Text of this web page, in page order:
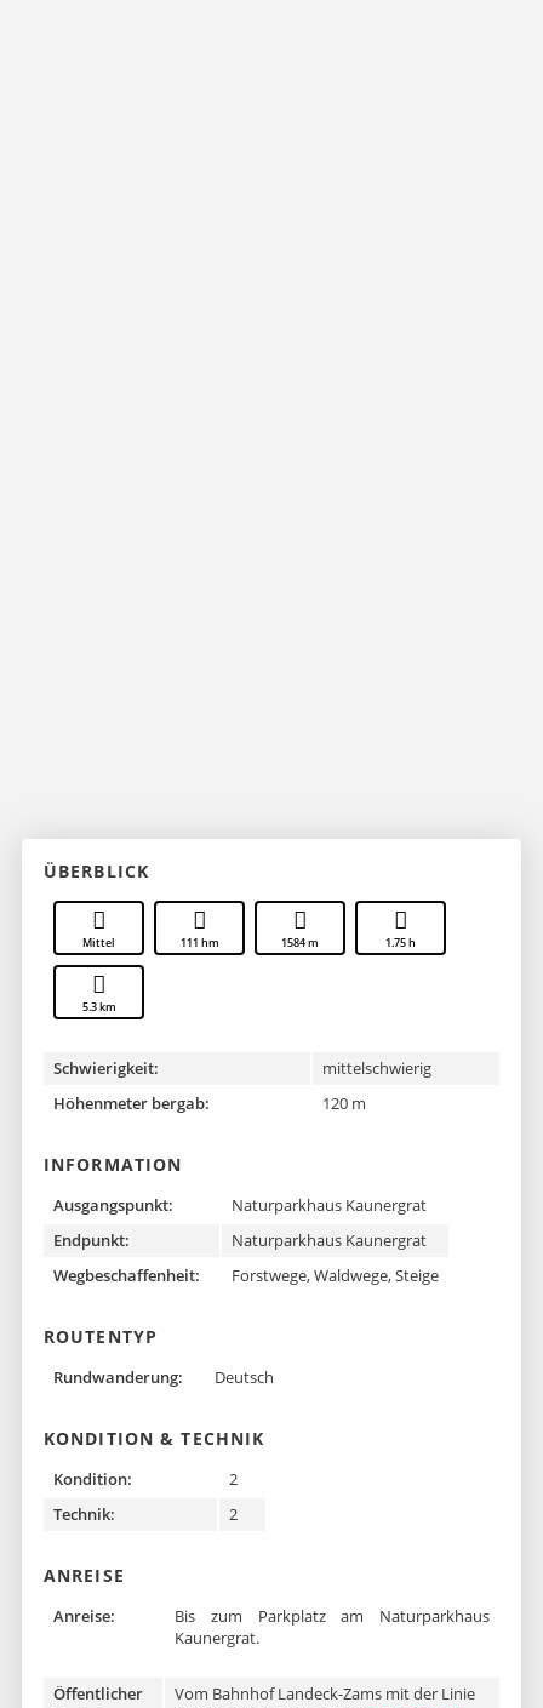
ÜBERBLICK
Mittel 111 hm 1584 m 1.75 h
5.3 km
Schwierigkeit:
mittelschwierig
Höhenmeter bergab:
120 m
INFORMATION
Ausgangspunkt:
Naturparkhaus Kaunergrat
Endpunkt:
Naturparkhaus Kaunergrat
Wegbeschaffenheit:
Forstwege, Waldwege, Steige
ROUTENTYP
Rundwanderung: Deutsch
KONDITION & TECHNIK
Kondition:
2
Technik:
2
ANREISE
Anreise:
Bis zum Parkplatz am Naturparkhaus
Kaunergrat.
Öffentlicher
Vom Bahnhof Landeck-Zams mit der Linie